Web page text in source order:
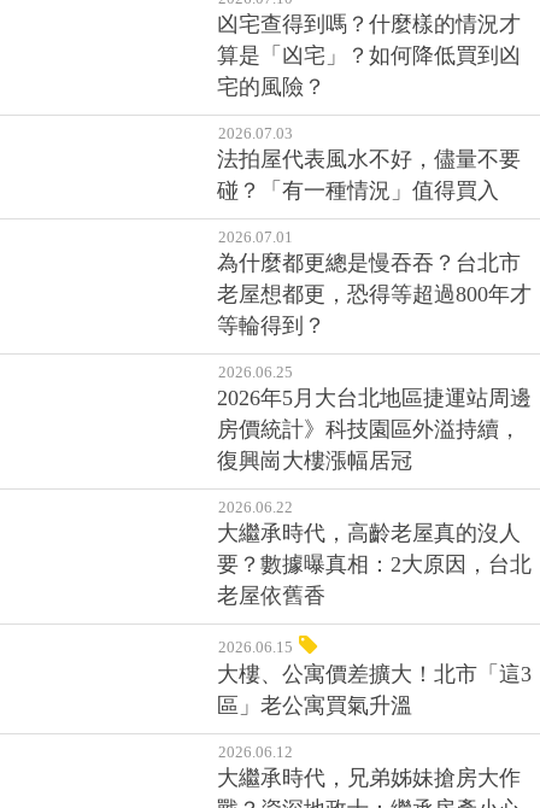
算是「凶宅」？如何降低買到凶
宅的風險？
法拍屋代表風水不好，儘量不要
碰？「有一種情況」值得買入
為什麼都更總是慢吞吞？台北市
老屋想都更，恐得等超過800年才
等輪得到？
2026年5月大台北地區捷運站周邊
房價統計》科技園區外溢持續，
復興崗大樓漲幅居冠
2026.06.22
大繼承時代，高齡老屋真的沒人
要？數據曝真相：2大原因，台北
老屋依舊香
2026.06.15
大樓、公寓價差擴大！北市「這3
區」老公寓買氣升溫
2026.06.12
大繼承時代，兄弟姊妹搶房大作